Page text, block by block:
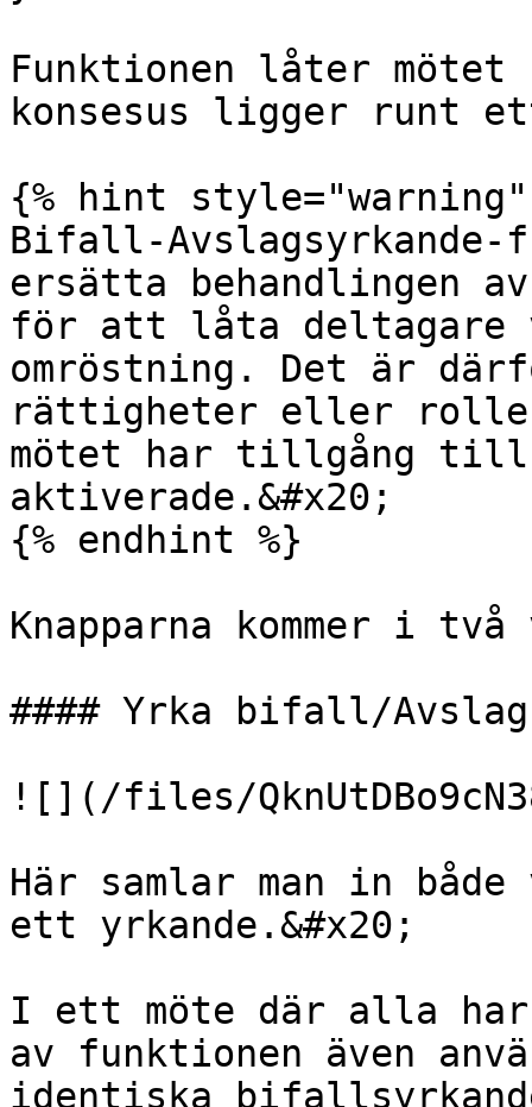
Funktionen låter
konsesus ligger runt
{% hint style="warning"
Bifall-
ersätta behandlingen
för att låta
omröstning. Det är
rättigheter eller
mötet har tillgång till
aktiverade.&#x20;
{% endhint %}
Knapparna kommer i
#### Yrka bifall/Avslag
![](/files/
Här samlar man in
ett yrkande.&#x20;
I ett möte där alla
av funktionen även
identiska